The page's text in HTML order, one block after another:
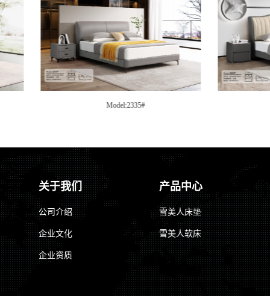
Model:2325#
关于我们
公司介绍
企业文化
企业资质
产品中心
雪美人床垫
雪美人软床